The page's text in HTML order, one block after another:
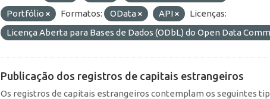
Portfólio
Formatos: OData API
Licenças:
Licença Aberta para Bases de Dados (ODbL) do Open Data
Publicação dos registros de capitais estrangeiros
Os registros de capitais estrangeiros contemplam os seguintes